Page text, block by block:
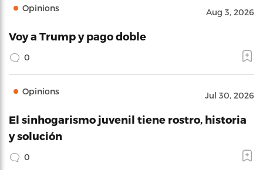
Opinions Aug 3, 2026
Voy a Trump y pago doble
0
Opinions Jul 30, 2026
El sinhogarismo juvenil tiene rostro, historia
y solución
0